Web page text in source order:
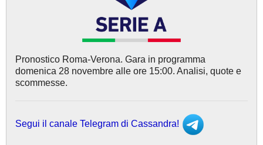
Pronostico Roma-Verona. Gara in programma
domenica 28 novembre alle ore 15:00. Analisi, quote e
scommesse.
Segui il canale Telegram di Cassandra!